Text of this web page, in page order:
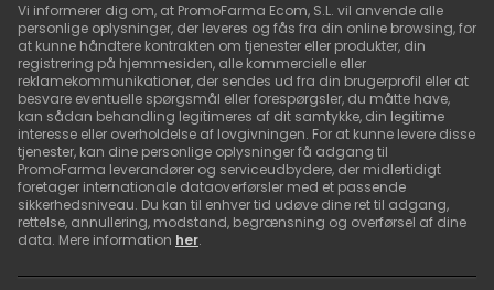
Vi informerer dig om, at PromoFarma Ecom, S.L. vil anvende alle
personlige oplysninger, der leveres og fås fra din online browsing, for
at kunne håndtere kontrakten om tjenester eller produkter, din
registrering på hjemmesiden, alle kommercielle eller
reklamekommunikationer, der sendes ud fra din brugerprofil eller at
besvare eventuelle spørgsmål eller forespørgsler, du måtte have,
kan sådan behandling legitimeres af dit samtykke, din legitime
interesse eller overholdelse af lovgivningen. For at kunne levere disse
tjenester, kan dine personlige oplysninger få adgang til
PromoFarma leverandører og serviceudbydere, der midlertidigt
foretager internationale dataoverførsler med et passende
sikkerhedsniveau. Du kan til enhver tid udøve dine ret til adgang,
rettelse, annullering, modstand, begrænsning og overførsel af dine
data. Mere information her.